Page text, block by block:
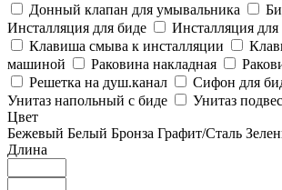
Донный клапан для умывальника
Инсталляция для биде
Инсталляция для
Клавиша смыва к инсталляции
машиной
Раковина накладная
Решетка на душ.канал
Сифон для
Унитаз напольный с биде
Унитаз
Цвет
Бежевый Белый Бронза Графит/Сталь
Длина